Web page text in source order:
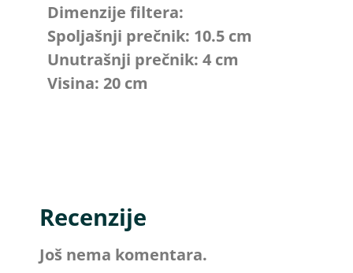
Dimenzije filtera:
Spoljašnji prečnik: 10.5 cm
Unutrašnji prečnik: 4 cm
Visina: 20 cm
Recenzije
Još nema komentara.